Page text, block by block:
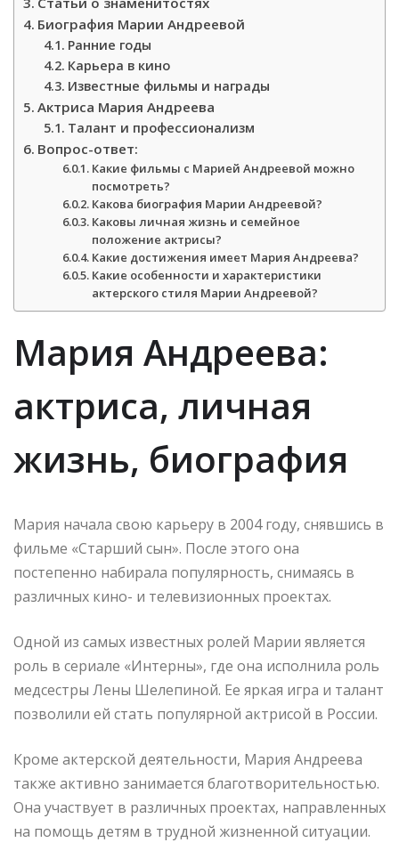
Биография Марии Андреевой
Ранние годы
Карьера в кино
Известные фильмы и награды
Актриса Мария Андреева
Талант и профессионализм
Вопрос-ответ:
Какие фильмы с Марией Андреевой можно
посмотреть?
Какова биография Марии Андреевой?
Каковы личная жизнь и семейное
положение актрисы?
Какие достижения имеет Мария Андреева?
Какие особенности и характеристики
актерского стиля Марии Андреевой?
Мария Андреева:
актриса, личная
жизнь, биография
Мария начала свою карьеру в 2004 году, снявшись в
фильме «Старший сын». После этого она
постепенно набирала популярность, снимаясь в
различных кино- и телевизионных проектах.
Одной из самых известных ролей Марии является
роль в сериале «Интерны», где она исполнила роль
медсестры Лены Шелепиной. Ее яркая игра и талант
позволили ей стать популярной актрисой в России.
Кроме актерской деятельности, Мария Андреева
также активно занимается благотворительностью.
Она участвует в различных проектах, направленных
на помощь детям в трудной жизненной ситуации.